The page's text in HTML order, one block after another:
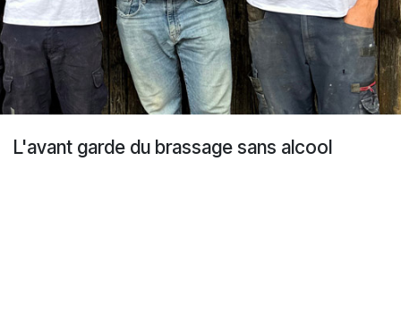
L'avant garde du brassage sans alcool